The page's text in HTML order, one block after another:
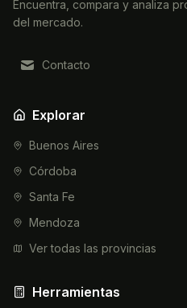
Encuentra, compara y analiza
del mercado.
Contacto
Explorar
Buenos Aires
Córdoba
Santa Fe
Mendoza
Ver todas las provincias
Herramientas